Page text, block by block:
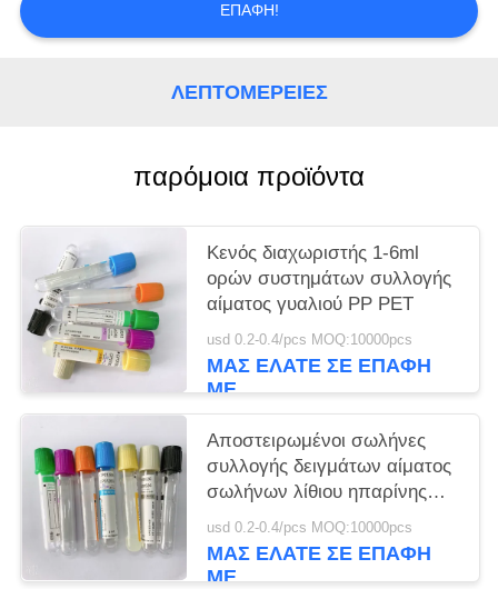
ΕΠΑΦΉ!
ΛΕΠΤΟΜΈΡΕΙΕΣ
παρόμοια προϊόντα
Κενός διαχωριστής 1-6ml
ορών συστημάτων συλλογής
αίματος γυαλιού PP PET
usd 0.2-0.4/pcs MOQ:10000pcs
ΜΑΣ ΕΛΆΤΕ ΣΕ ΕΠΑΦΉ
ΜΕ
Αποστειρωμένοι σωλήνες
συλλογής δειγμάτων αίματος
σωλήνων λίθιου ηπαρίνης
πηκτωμάτων ορών
usd 0.2-0.4/pcs MOQ:10000pcs
ΜΑΣ ΕΛΆΤΕ ΣΕ ΕΠΑΦΉ
ΜΕ